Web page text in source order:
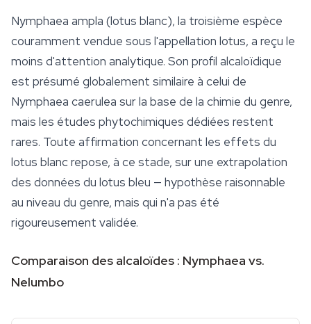
Nymphaea ampla (lotus blanc), la troisième espèce
couramment vendue sous l'appellation lotus, a reçu le
moins d'attention analytique. Son profil alcaloïdique
est présumé globalement similaire à celui de
Nymphaea caerulea sur la base de la chimie du genre,
mais les études phytochimiques dédiées restent
rares. Toute affirmation concernant les effets du
lotus blanc repose, à ce stade, sur une extrapolation
des données du lotus bleu — hypothèse raisonnable
au niveau du genre, mais qui n'a pas été
rigoureusement validée.
Comparaison des alcaloïdes : Nymphaea vs.
Nelumbo